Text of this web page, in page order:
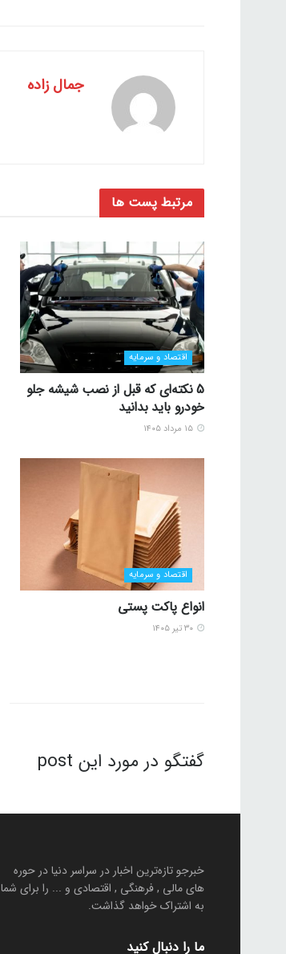
جمال زاده
مرتبط پست ها
اقتصاد و سرمایه
5 نکته‌ای که قبل از نصب شیشه جلو
خودرو باید بدانید
اقتصاد و سرمایه
انواع پاکت پستی
گفتگو در مورد این post
خبرجو تازه‌ترین اخبار در سراسر دنیا در حوره
های مالی , فرهنگی , اقتصادی و ... را برای شما
به اشتراک خواهد گذاشت.
ما را دنبال کنید